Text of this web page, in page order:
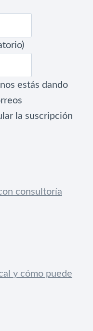
estás dando
la suscripción
consultoría
y cómo puede